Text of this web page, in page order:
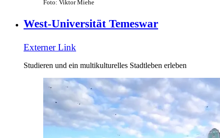
Foto: Viktor Miehe
West-Universität Temeswar
Externer Link
Studieren und ein multikulturelles Stadtleben erleben